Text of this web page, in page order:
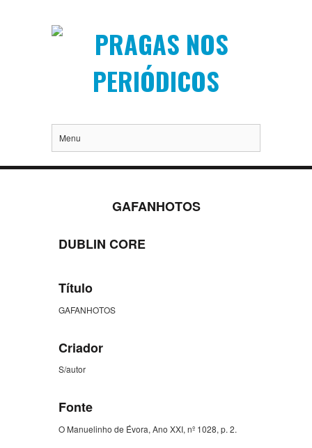
Menu
GAFANHOTOS
DUBLIN CORE
Título
GAFANHOTOS
Criador
S/autor
Fonte
O Manuelinho de Évora, Ano XXI, nº 1028, p. 2.